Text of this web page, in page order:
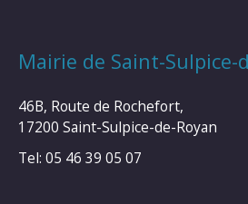
Mairie de Saint-Sulpice-
46B, Route de Rochefort,
17200 Saint-Sulpice-de-Royan
Tel: 05 46 39 05 07